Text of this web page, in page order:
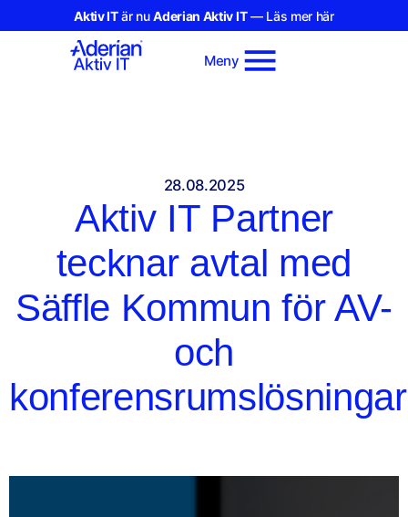
Aktiv ITär nuAderian Aktiv IT— Läs mer här
Meny
28.08.2025
Aktiv IT Partner
tecknar avtal med
Säffle Kommun för AV-
och
konferensrumslösningar